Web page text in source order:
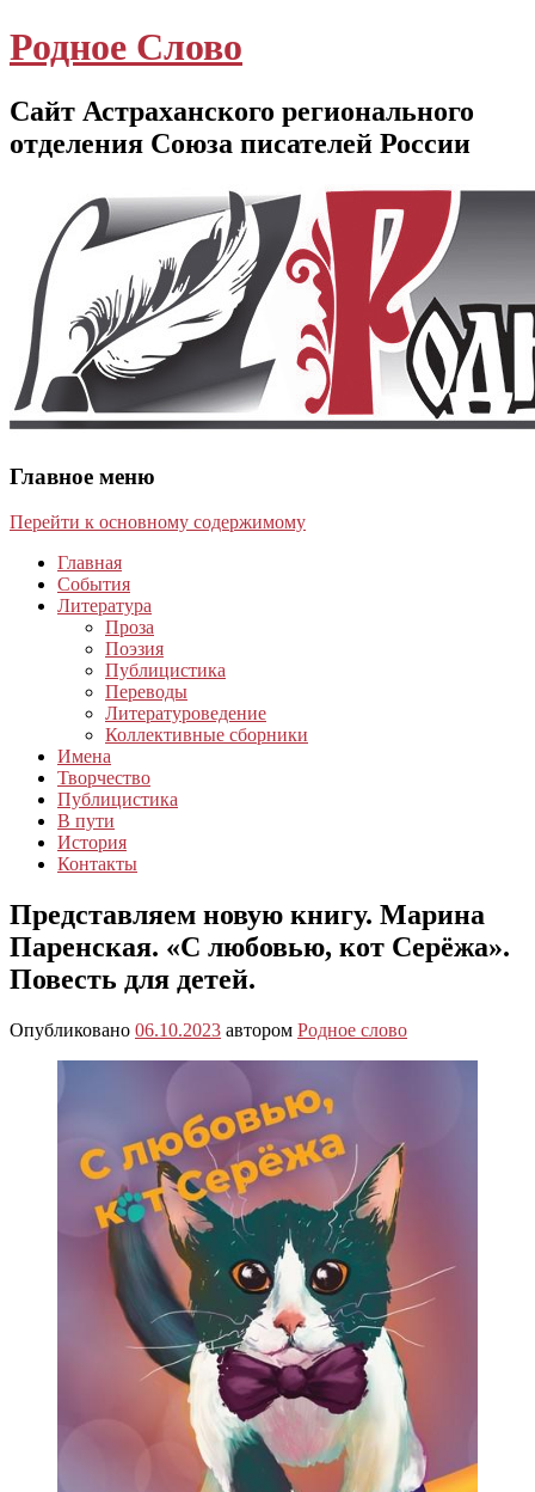
Родное Слово
Сайт Астраханского регионального
отделения Союза писателей России
Главное меню
Перейти к основному содержимому
Главная
События
Литература
Проза
Поэзия
Публицистика
Переводы
Литературоведение
Коллективные сборники
Имена
Творчество
Публицистика
В пути
История
Контакты
Представляем новую книгу. Марина
Паренская. «С любовью, кот Серёжа».
Повесть для детей.
Опубликовано 06.10.2023 автором Родное слово